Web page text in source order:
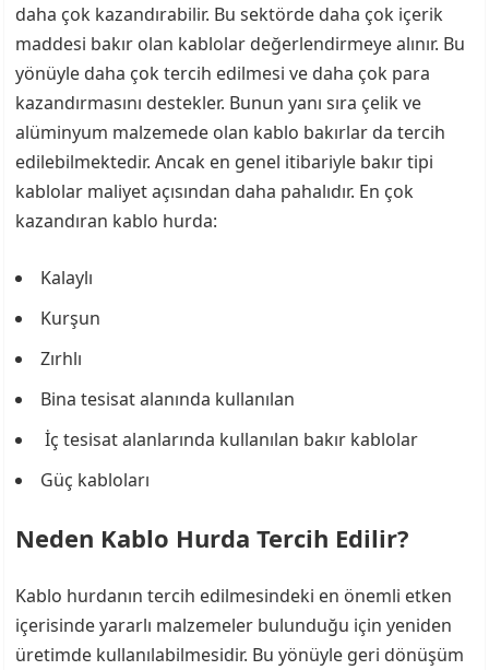
daha çok kazandırabilir. Bu sektörde daha çok içerik
maddesi bakır olan kablolar değerlendirmeye alınır. Bu
yönüyle daha çok tercih edilmesi ve daha çok para
kazandırmasını destekler. Bunun yanı sıra çelik ve
alüminyum malzemede olan kablo bakırlar da tercih
edilebilmektedir. Ancak en genel itibariyle bakır tipi
kablolar maliyet açısından daha pahalıdır. En çok
kazandıran kablo hurda:
Kalaylı
Kurşun
Zırhlı
Bina tesisat alanında kullanılan
İç tesisat alanlarında kullanılan bakır kablolar
Güç kabloları
Neden Kablo Hurda Tercih Edilir?
Kablo hurdanın tercih edilmesindeki en önemli etken
içerisinde yararlı malzemeler bulunduğu için yeniden
üretimde kullanılabilmesidir. Bu yönüyle geri dönüşüm